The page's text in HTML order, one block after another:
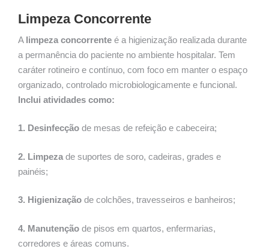
Limpeza Concorrente
A limpeza concorrente é a higienização realizada durante
a permanência do paciente no ambiente hospitalar. Tem
caráter rotineiro e contínuo, com foco em manter o espaço
organizado, controlado microbiologicamente e funcional.
Inclui atividades como:
1. Desinfecção de mesas de refeição e cabeceira;
2. Limpeza de suportes de soro, cadeiras, grades e
painéis;
3. Higienização de colchões, travesseiros e banheiros;
4. Manutenção de pisos em quartos, enfermarias,
corredores e áreas comuns.